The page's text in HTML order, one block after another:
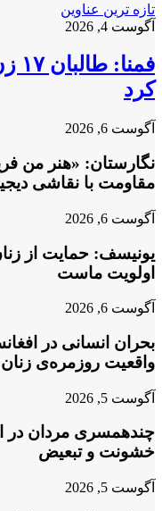
تازه ترین عناوین
آگوست 4, 2026
کرد
آگوست 6, 2026
نگارستان: «هنر من
مقاومت با نقاشی
آگوست 6, 2026
یونیسف: حمایت از
اولویت ماست
آگوست 6, 2026
بحران انسانی در
واقعیت روزمره‌ی
آگوست 5, 2026
چندهمسری مردان در
خشونت و تبعیض
آگوست 5, 2026